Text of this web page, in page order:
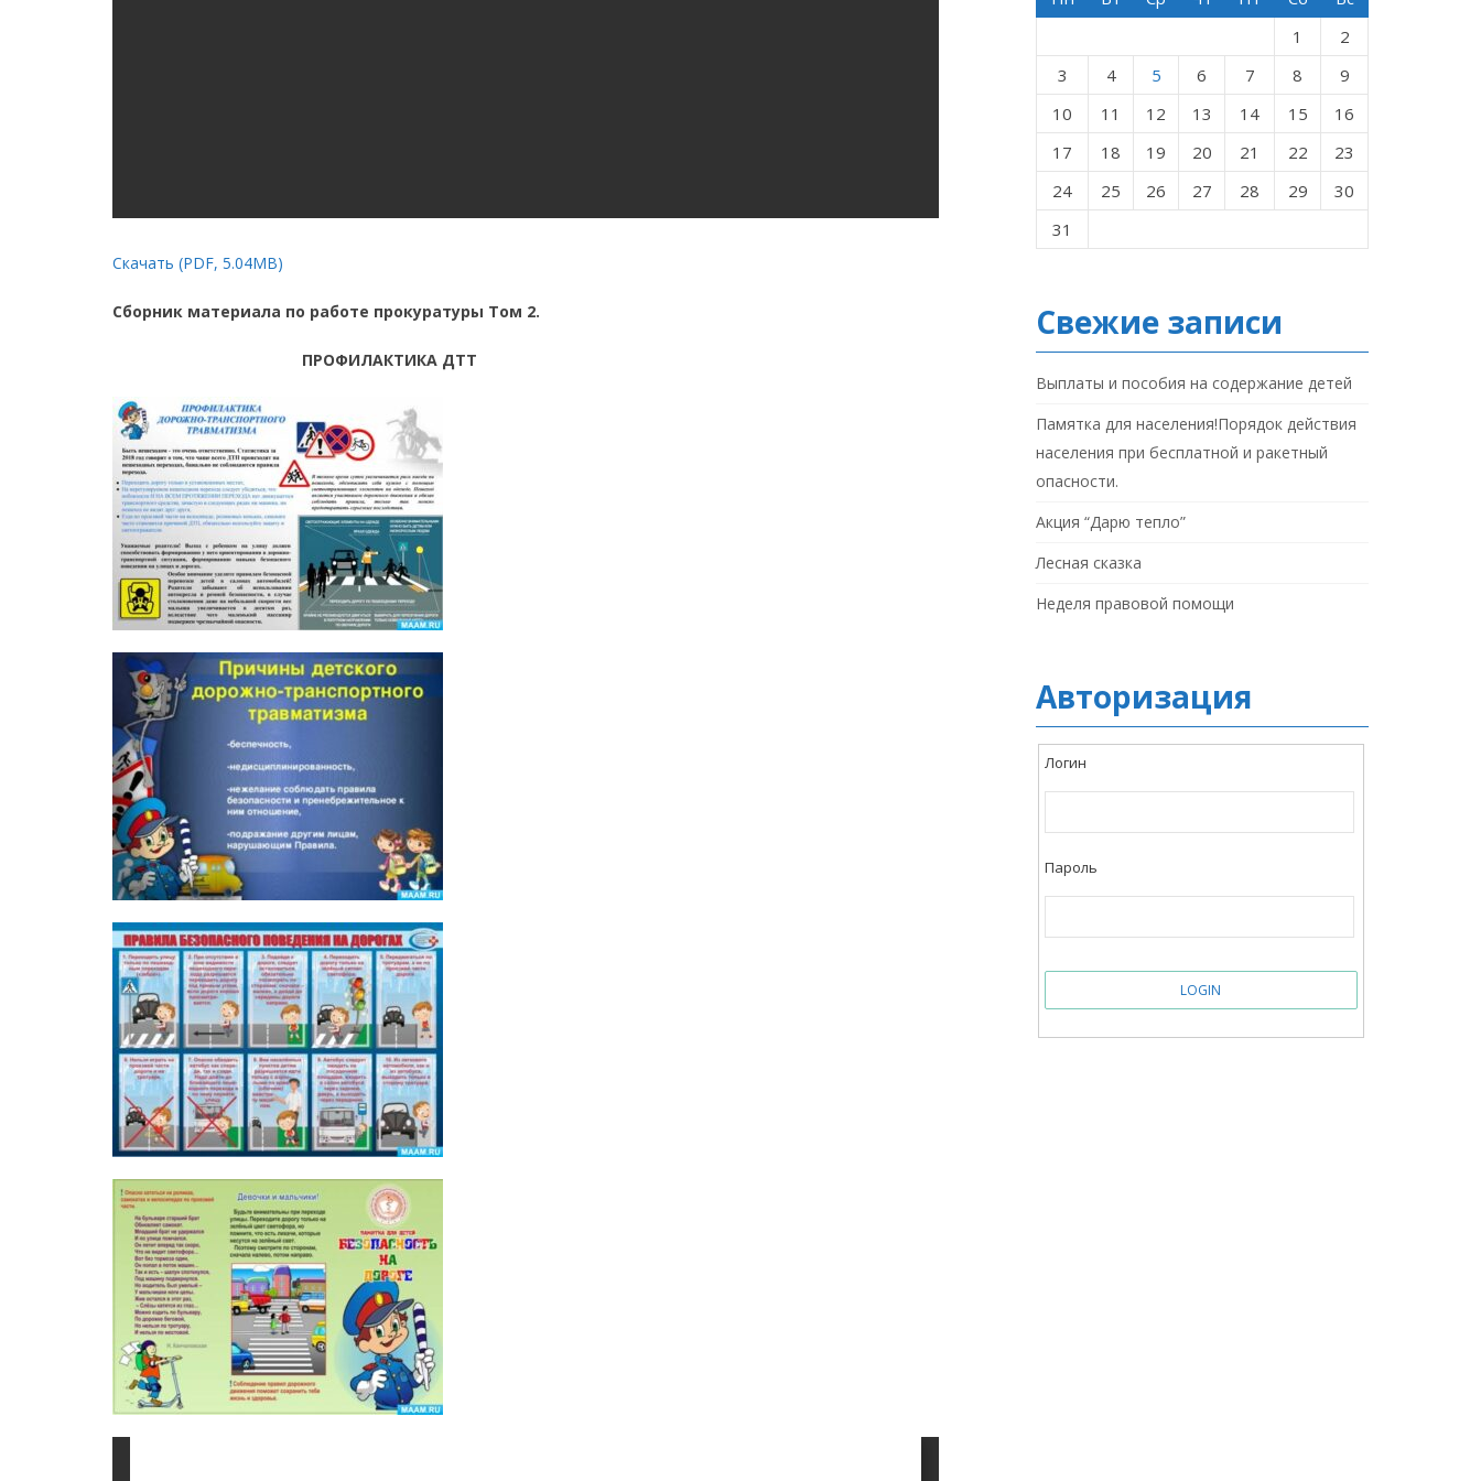
Скачать (PDF, 5.04MB)
Сборник материала по работе прокуратуры Том 2.
ПРОФИЛАКТИКА ДТТ
1
2
3
4 5 6 7 8
9
10
11 12 13 14 15
16
17
18 19 20 21 22
23
24
25 26 27 28 29
30
31
Свежие записи
Выплаты и пособия на содержание детей
Памятка для населения!Порядок действия
населения при бесплатной и ракетный
опасности.
Акция “Дарю тепло”
Лесная сказка
Неделя правовой помощи
Авторизация
Логин
Пароль